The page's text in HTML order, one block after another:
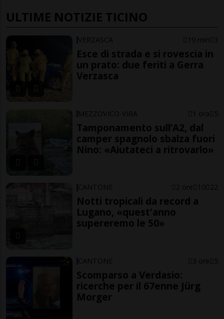
ULTIME NOTIZIE TICINO
VERZASCA 19 min 3
Esce di strada e si rovescia in
un prato: due feriti a Gerra
Verzasca
MEZZOVICO-VIRA 1 ora 5
Tamponamento sull’A2, dal
camper spagnolo sbalza fuori
Nino: «Aiutateci a ritrovarlo»
CANTONE 2 ore 10 22
Notti tropicali da record a
Lugano, «quest'anno
supereremo le 50»
CANTONE 3 ore 5
Scomparso a Verdasio:
ricerche per il 67enne Jürg
Morger